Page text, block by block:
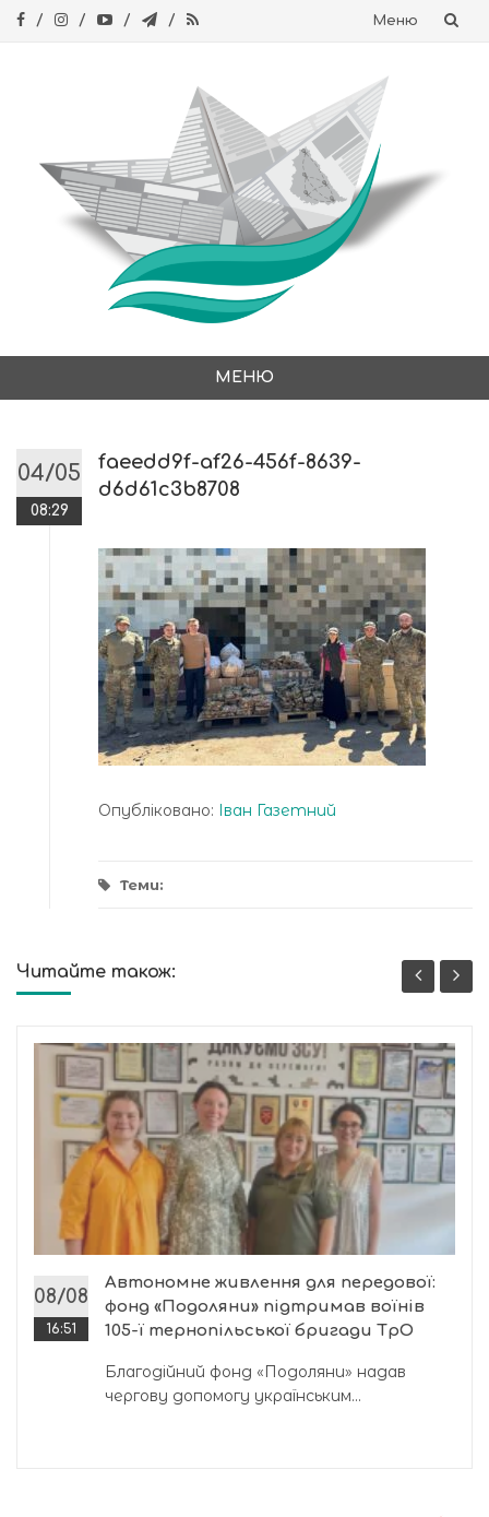
Меню
МЕНЮ
content
04/05
08:29
faeedd9f-af26-456f-8639-
d6d61c3b8708
Опубліковано: Іван Газетний
Теми:
Читайте також:
08/08
16:51
Автономне живлення для передової:
фонд «Подоляни» підтримав воїнів
105-ї тернопільської бригади ТрО
Благодійний фонд «Подоляни» надав
чергову допомогу українським...